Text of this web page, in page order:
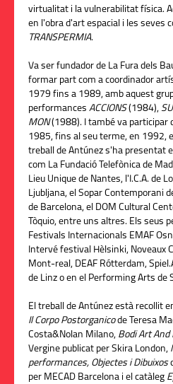
virtualitat i la vulnerabilitat física.
en l'obra d'art espacial i les seves
TRANSPERMIA.
Va ser fundador de La Fura dels
formar part com a coordinador
1979 fins a 1989, amb aquest
performances ACCIONS(1984),
MON(1988). I també va participar
1985, fins al seu terme, en 1992,
treball de Antúnez s'ha presentat
com La Fundació Telefònica de
Lieu Unique de Nantes, l'I.C.A. de
Ljubljana, el Sopar Contemporani
de Barcelona, el DOM Cultural
Tòquio, entre uns altres. Els seus
Festivals Internacionals EMAF
Intervé festival Hèlsinki, Noveaux
Mont-real, DEAF Rótterdam,
de Linz o en el Performing Arts de
El treball de Antúnez està recollit
Il Corpo Postorganicode Teresa
Costa&Nolan Milano, Bodi Art
Vergine publicat per Skira London,
performances, Objectes i Dibuixos
per MECAD Barcelona i el catàleg